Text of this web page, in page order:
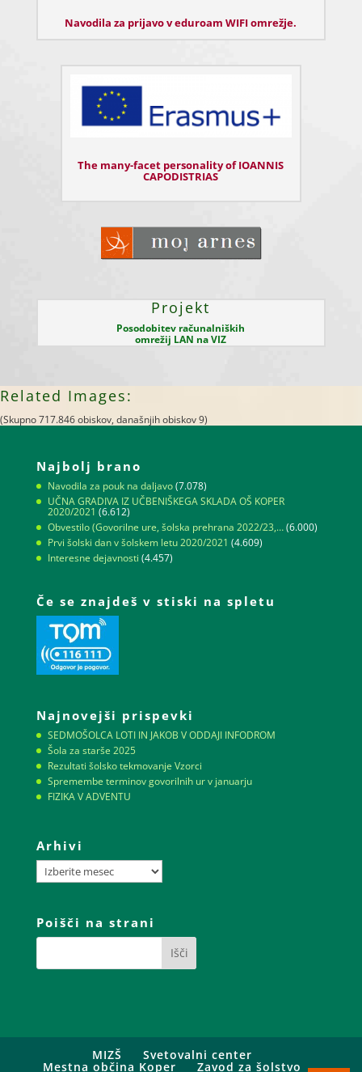
Navodila za prijavo v eduroam WIFI omrežje.
The many-facet personality of IOANNIS
CAPODISTRIAS
Projekt
Posodobitev računalniških
omrežij LAN na VIZ
Related Images:
(Skupno 717.846 obiskov, današnjih obiskov 9)
Najbolj brano
Navodila za pouk na daljavo(7.078)
UČNA GRADIVA IZ UČBENIŠKEGA SKLADA OŠ KOPER
2020/2021 (6.612)
Obvestilo (Govorilne ure, šolska prehrana 2022/23,…(6.000)
Prvi šolski dan v šolskem letu 2020/2021 (4.609)
Interesne dejavnosti (4.457)
Če se znajdeš v stiski na spletu
Najnovejši prispevki
SEDMOŠOLCA LOTI IN JAKOB V ODDAJI INFODROM
Šola za starše 2025
Rezultati šolsko tekmovanje Vzorci
Spremembe terminov govorilnih ur v januarju
FIZIKA V ADVENTU
Arhivi
Arhivi
Poišči na strani
MIZŠ Svetovalni center
Mestna občina Koper Zavod za šolstvo